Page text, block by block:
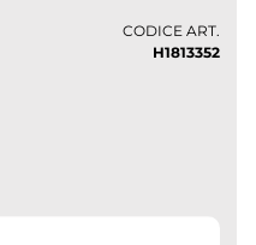
CODICE ART.
H1813352